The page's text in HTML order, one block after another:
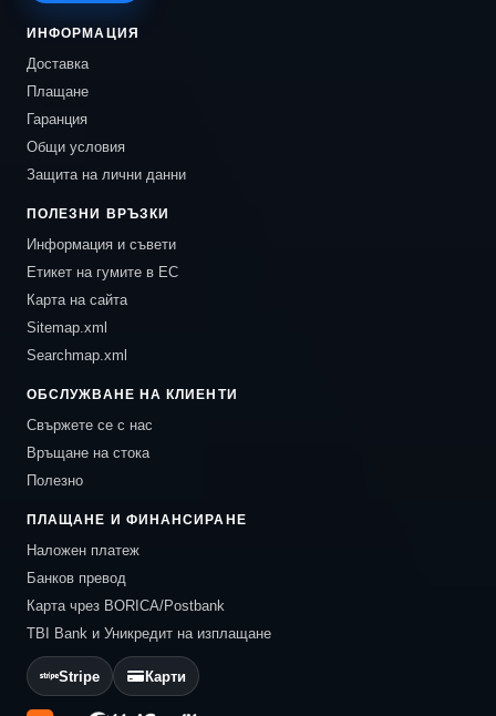
ИНФОРМАЦИЯ
Доставка
Плащане
Гаранция
Общи условия
Защита на лични данни
ПОЛЕЗНИ ВРЪЗКИ
Информация и съвети
Етикет на гумите в ЕС
Карта на сайта
Sitemap.xml
Searchmap.xml
ОБСЛУЖВАНЕ НА КЛИЕНТИ
Свържете се с нас
Връщане на стока
Полезно
ПЛАЩАНЕ И ФИНАНСИРАНЕ
Наложен платеж
Банков превод
Карта чрез BORICA/Postbank
TBI Bank и Уникредит на изплащане
Stripe Карти